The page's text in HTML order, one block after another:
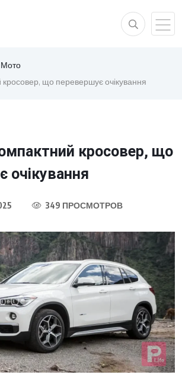
Мото
кросовер, що перевершує очікування
кросовер, що
очікування
349 ПРОСМОТРОВ